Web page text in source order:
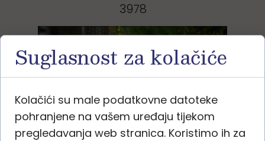
3978
Suglasnost za kolačiće
Kolačići su male podatkovne datoteke
pohranjene na vašem uređaju tijekom
pregledavanja web stranica. Koristimo ih za